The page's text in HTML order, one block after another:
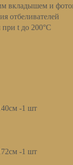
вкладышем и
отбеливателей
t до 200°С
-1 шт
-1 шт